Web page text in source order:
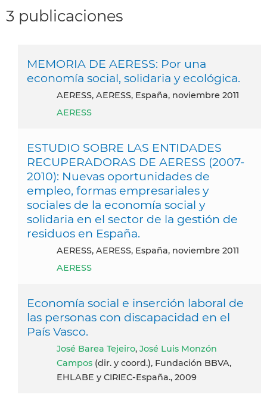
3 publicaciones
MEMORIA DE AERESS: Por una
economía social, solidaria y ecológica.
AERESS, AERESS, España, noviembre 2011
AERESS
ESTUDIO SOBRE LAS ENTIDADES
RECUPERADORAS DE AERESS (2007-
2010): Nuevas oportunidades de
empleo, formas empresariales y
sociales de la economía social y
solidaria en el sector de la gestión de
residuos en España.
AERESS, AERESS, España, noviembre 2011
AERESS
Economía social e inserción laboral de
las personas con discapacidad en el
País Vasco.
José Barea Tejeiro, José Luis Monzón
Campos (dir. y coord.), Fundación BBVA,
EHLABE y CIRIEC-España., 2009